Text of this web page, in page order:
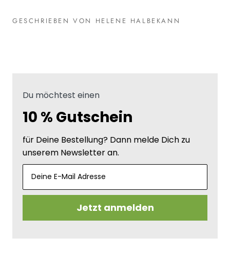
GESCHRIEBEN VON HELENE HALBEKANN
Du möchtest einen
10 % Gutschein
für Deine Bestellung? Dann melde Dich zu
unserem Newsletter an.
Jetzt anmelden